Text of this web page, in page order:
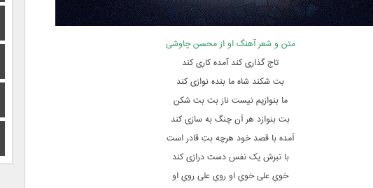
متن و شعر آهنگ او از محسن چاوشی
تاج گذاری کند آمده کاری کند
بت شکند شاه ما بنده نوازی کند
ما بنوازیم نیست ناز بت بت شکن
بت بنوازد هر آن چنگ به سازی کند
آمده با قصد خود هرچه بتِ قادر است
با تبرش یک نفس دست درازی کند
خویِ علی خویِ او رویِ علی رویِ او